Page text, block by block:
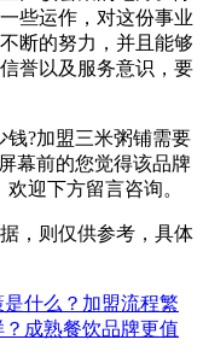
些运作，对这份事业
断的努力，并且能够
誉以及服务意识，要
?加盟三米粥铺需要
幕前的您觉得该品牌
迎下方留言咨询。
，则仅供参考，具体
什么？加盟流程繁
成熟餐饮品牌更值